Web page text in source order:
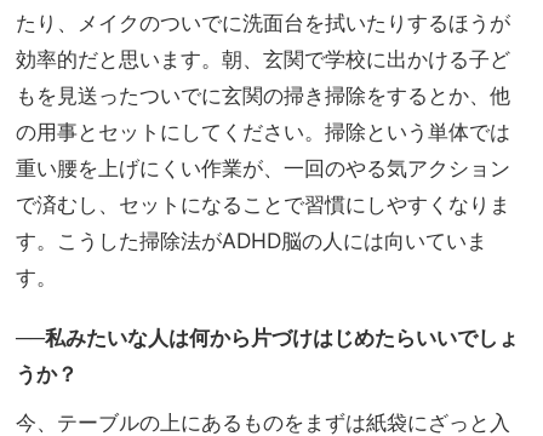
たり、メイクのついでに洗面台を拭いたりするほうが
効率的だと思います。朝、玄関で学校に出かける子ど
もを見送ったついでに玄関の掃き掃除をするとか、他
の用事とセットにしてください。掃除という単体では
重い腰を上げにくい作業が、一回のやる気アクション
で済むし、セットになることで習慣にしやすくなりま
す。こうした掃除法がADHD脳の人には向いていま
す。
──私みたいな人は何から片づけはじめたらいいでしょ
うか？
今、テーブルの上にあるものをまずは紙袋にざっと入